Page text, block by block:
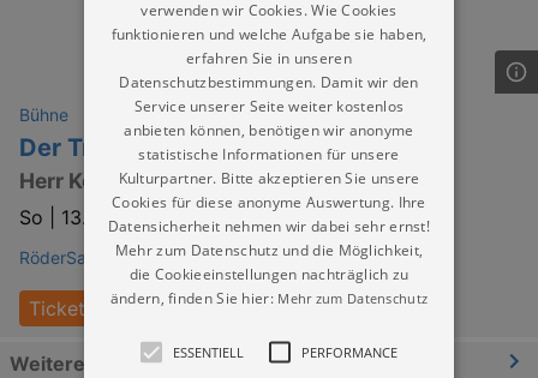
Bühne
Der Traumzauberbaum
Herr Kellerstaub rettet Weihnachten
So | 13.12.2026 | 15:00
RöderSaal (Großröhrsdorf)
Tickets
Weitere Informationen
verwenden wir Cookies. Wie Cookies
funktionieren und welche Aufgabe sie haben,
erfahren Sie in unseren
Datenschutzbestimmungen. Damit wir den
Service unserer Seite weiter kostenlos
anbieten können, benötigen wir anonyme
statistische Informationen für unsere
Kulturpartner. Bitte akzeptieren Sie unsere
Cookies für diese anonyme Auswertung. Ihre
Datensicherheit nehmen wir dabei sehr ernst!
Mehr zum Datenschutz und die Möglichkeit,
die Cookieeinstellungen nachträglich zu
ändern, finden Sie hier: Mehr zum Datenschutz
ESSENTIELL PERFORMANCE